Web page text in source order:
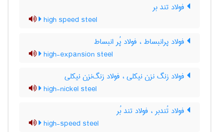
فولاد تند بر
high speed steel
فولاد پرانبساط ، فولاد پُر انبساط
high-expansion steel
فولاد زنگ نزن نیکلی ، فولاد زنگ‌نزن نیکلی
high-nickel steel
فولاد تُندبر ، فولاد تند بُر
high-speed steel